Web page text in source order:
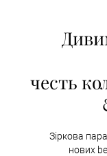
честь
Зіркова
нових